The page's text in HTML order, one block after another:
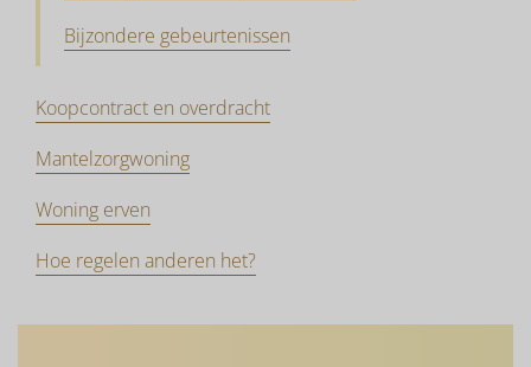
Bijzondere gebeurtenissen
Koopcontract en overdracht
Mantelzorgwoning
Woning erven
Hoe regelen anderen het?